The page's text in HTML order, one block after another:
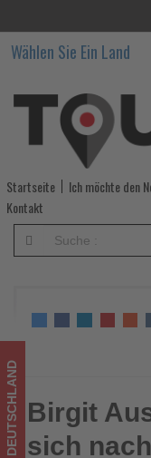
Birgit
Aust
sich
nach
20
Jahren
der
TVG-
Spitze
-
Wählen Sie Ein Land
Startseite Ich möchte den
Kontakt
Birgit Aust
Spitze
DEUTSCHLAND Birgit
sich